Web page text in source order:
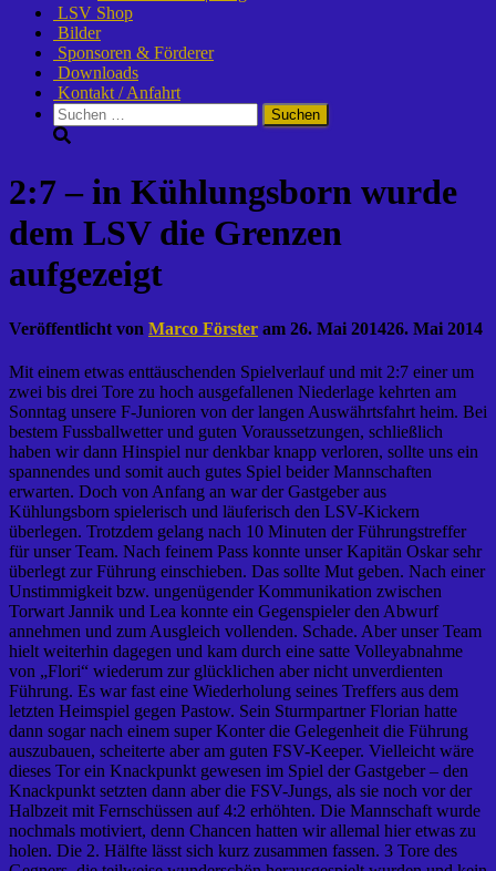
LSV Shop
Bilder
Sponsoren & Förderer
Downloads
Kontakt / Anfahrt
Suchen
nach:
2:7 – in Kühlungsborn wurde
dem LSV die Grenzen
aufgezeigt
Veröffentlicht von Marco Förster am 26. Mai 201426. Mai 2014
Mit einem etwas enttäuschenden Spielverlauf und mit 2:7 einer um
zwei bis drei Tore zu hoch ausgefallenen Niederlage kehrten am
Sonntag unsere F-Junioren von der langen Auswährtsfahrt heim. Bei
bestem Fussballwetter und guten Voraussetzungen, schließlich
haben wir dann Hinspiel nur denkbar knapp verloren, sollte uns ein
spannendes und somit auch gutes Spiel beider Mannschaften
erwarten. Doch von Anfang an war der Gastgeber aus
Kühlungsborn spielerisch und läuferisch den LSV-Kickern
überlegen. Trotzdem gelang nach 10 Minuten der Führungstreffer
für unser Team. Nach feinem Pass konnte unser Kapitän Oskar sehr
überlegt zur Führung einschieben. Das sollte Mut geben. Nach einer
Unstimmigkeit bzw. ungenügender Kommunikation zwischen
Torwart Jannik und Lea konnte ein Gegenspieler den Abwurf
annehmen und zum Ausgleich vollenden. Schade. Aber unser Team
hielt weiterhin dagegen und kam durch eine satte Volleyabnahme
von „Flori“ wiederum zur glücklichen aber nicht unverdienten
Führung. Es war fast eine Wiederholung seines Treffers aus dem
letzten Heimspiel gegen Pastow. Sein Sturmpartner Florian hatte
dann sogar nach einem super Konter die Gelegenheit die Führung
auszubauen, scheiterte aber am guten FSV-Keeper. Vielleicht wäre
dieses Tor ein Knackpunkt gewesen im Spiel der Gastgeber – den
Knackpunkt setzten dann aber die FSV-Jungs, als sie noch vor der
Halbzeit mit Fernschüssen auf 4:2 erhöhten. Die Mannschaft wurde
nochmals motiviert, denn Chancen hatten wir allemal hier etwas zu
holen. Die 2. Hälfte lässt sich kurz zusammen fassen. 3 Tore des